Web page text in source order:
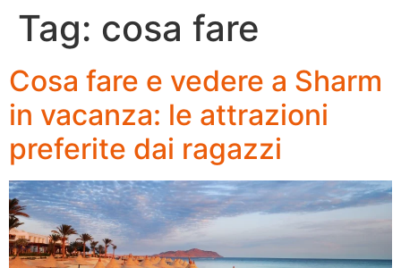
Tag: cosa fare
Cosa fare e vedere a Sharm
in vacanza: le attrazioni
preferite dai ragazzi